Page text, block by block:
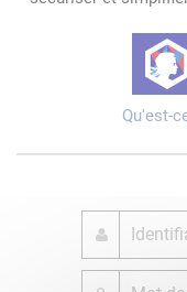
Qu'est-